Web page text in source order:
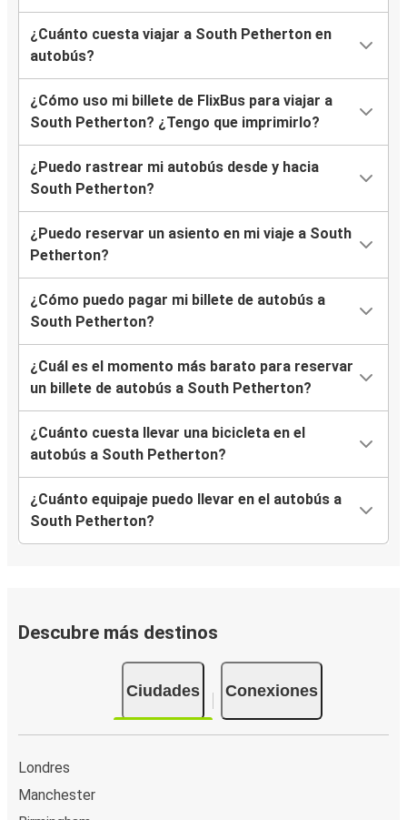
¿Cuánto cuesta viajar a South Petherton en
autobús?
¿Cómo uso mi billete de FlixBus para viajar a
South Petherton? ¿Tengo que imprimirlo?
¿Puedo rastrear mi autobús desde y hacia
South Petherton?
¿Puedo reservar un asiento en mi viaje a South
Petherton?
¿Cómo puedo pagar mi billete de autobús a
South Petherton?
¿Cuál es el momento más barato para reservar
un billete de autobús a South Petherton?
¿Cuánto cuesta llevar una bicicleta en el
autobús a South Petherton?
¿Cuánto equipaje puedo llevar en el autobús a
South Petherton?
Descubre más destinos
Ciudades Conexiones
Londres
Manchester